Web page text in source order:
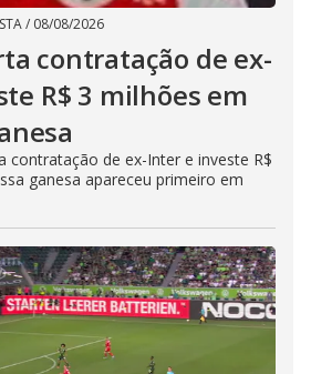
/ 08/08/2026
contratação de ex-
R$ 3 milhões em
contratação de ex-Inter e investe R$
ganesa apareceu primeiro em